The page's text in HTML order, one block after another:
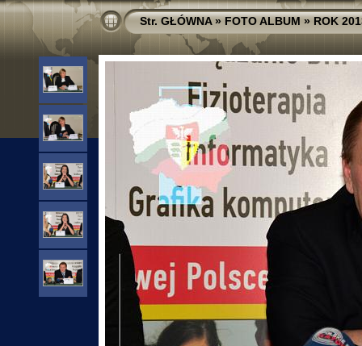
Str. GŁÓWNA»FOTO ALBUM»ROK